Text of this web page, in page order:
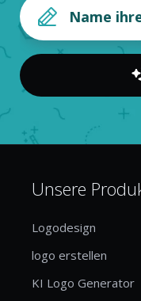
Unsere
Logodesign
logo erstellen
KI Logo Generator